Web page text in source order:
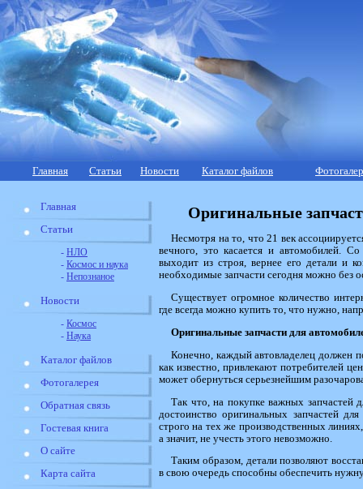
Главная Статьи Новости Каталог файлов
Главная
Статьи
- НЛО
- Космос и наука
- Непознаное
Новости
- Космос
- Наука
Каталог файлов
Фотогалерея
Обратная связь
Гостевая книга
О сайте
Карта сайта
Оригинальные
Несмотря на то, что 21 век
вечного, это касается и автомобилей.
выходит из строя, вернее его детали и
необходимые запчасти сегодня можно без
Существует огромное количество
где всегда можно купить то, что нужно,
Оригинальные запчасти для
Конечно, каждый автовладелец должен
как известно, привлекают потребителей
может обернуться серьезнейшим
Так что, на покупке важных запчастей
достоинство оригинальных запчастей
строго на тех же производственных
а значит, не учесть этого невозможно.
Таким образом, детали позволяют
в свою очередь способны обеспечить